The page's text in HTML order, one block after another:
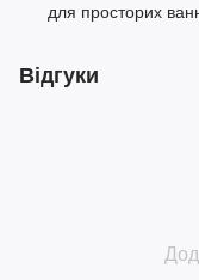
для просторих
Відгуки